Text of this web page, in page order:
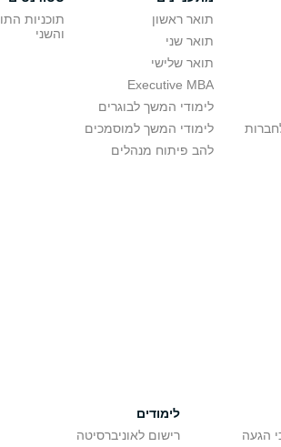
תואר ראשון
תואר שני
תואר שלישי
Executive MBA
לימודי המשך לבוגרים
לימודי המשך למוסמכים
להב פיתוח מנהלים
תוכניות
והשני
הגעה
לימודים
רישום לאוניברסיטה